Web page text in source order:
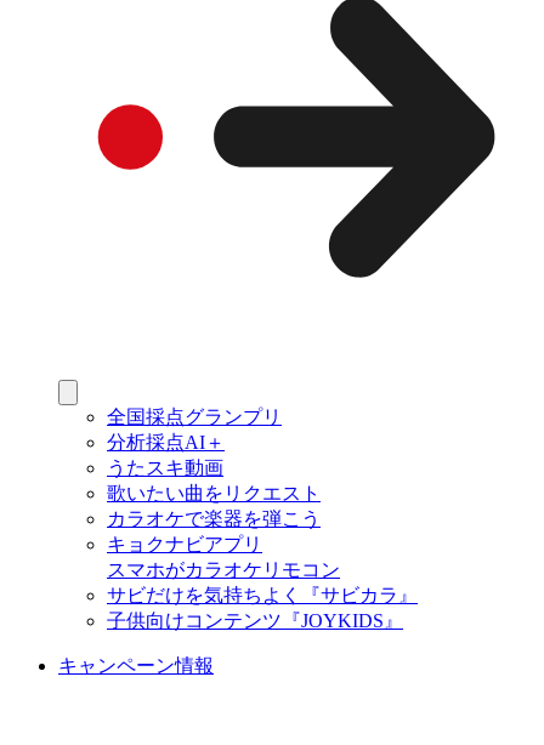
全国採点グランプリ
分析採点AI＋
うたスキ動画
歌いたい曲をリクエスト
カラオケで楽器を弾こう
キョクナビアプリ
スマホがカラオケリモコン
サビだけを気持ちよく『サビカラ』
子供向けコンテンツ『JOYKIDS』
キャンペーン情報